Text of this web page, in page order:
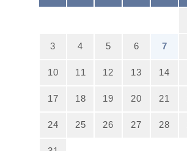
3 4 5 6 7
10 11 12 13 14
17 18 19 20 21
24 25 26 27 28